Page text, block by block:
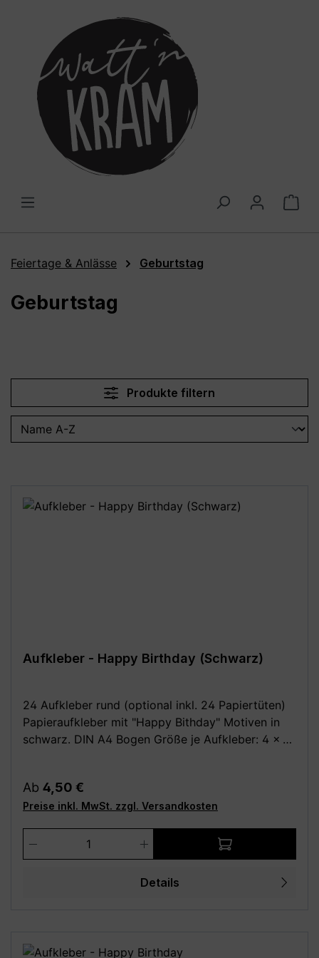
Feiertage & Anlässe Geburtstag
Geburtstag
Produkte filtern
Aufkleber - Happy Birthday (Schwarz)
24 Aufkleber rund (optional inkl. 24 Papiertüten)
Papieraufkleber mit "Happy Bithday" Motiven in
schwarz. DIN A4 Bogen Größe je Aufkleber: 4 x 4
0,5 kg) aus Natron, außen leicht beschichtet Deine
Vorteile: - Kauf direkt vom Hersteller (Made in
Germany) - Einfach und schnell anzubringen
Achtung: Da alle unsere Bilder Fotomontagen sind,
wird das Motiv evtl. nicht in der richtigen Größe
angezeigt! Die Fotomontagen dienen
Regulärer Preis:
Ab 4,50 €
Preise inkl. MwSt. zzgl. Versandkosten
Produkt Anzahl: Gib den
Details